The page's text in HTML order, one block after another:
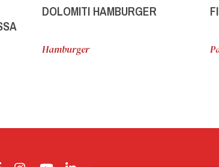
DOLOMITI HAMBURGER
Hamburger